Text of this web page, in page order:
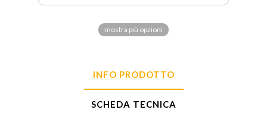
mostra più opzioni
INFO PRODOTTO
SCHEDA TECNICA